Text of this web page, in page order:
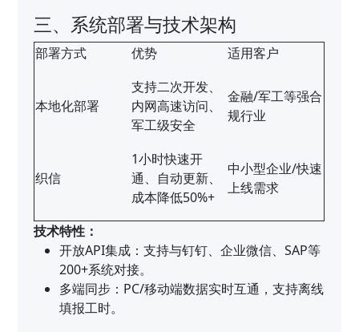
三、系统部署与技术架构
部署方式 优势 适用客户
本地化部署
支持二次开发、
内网高速访问、
军工级安全
金融/军工等强合
规行业
织信
1小时快速开
通、自动更新、
成本降低50%+
中小型企业/快速
上线需求
技术特性：
开放API集成：支持与钉钉、企业微信、SAP等
200+系统对接。
多端同步：PC/移动端数据实时互通，支持离线
填报工时。